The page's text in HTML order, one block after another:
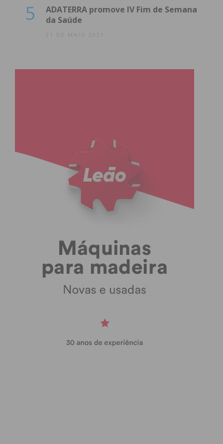
5
ADATERRA promove IV Fim de Semana
da Saúde
21 DE MAIO 2021